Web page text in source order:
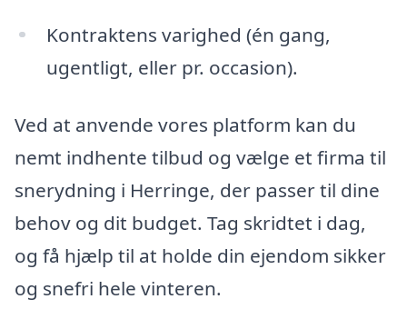
Kontraktens varighed (én gang,
ugentligt, eller pr. occasion).
Ved at anvende vores platform kan du
nemt indhente tilbud og vælge et firma til
snerydning i Herringe, der passer til dine
behov og dit budget. Tag skridtet i dag,
og få hjælp til at holde din ejendom sikker
og snefri hele vinteren.